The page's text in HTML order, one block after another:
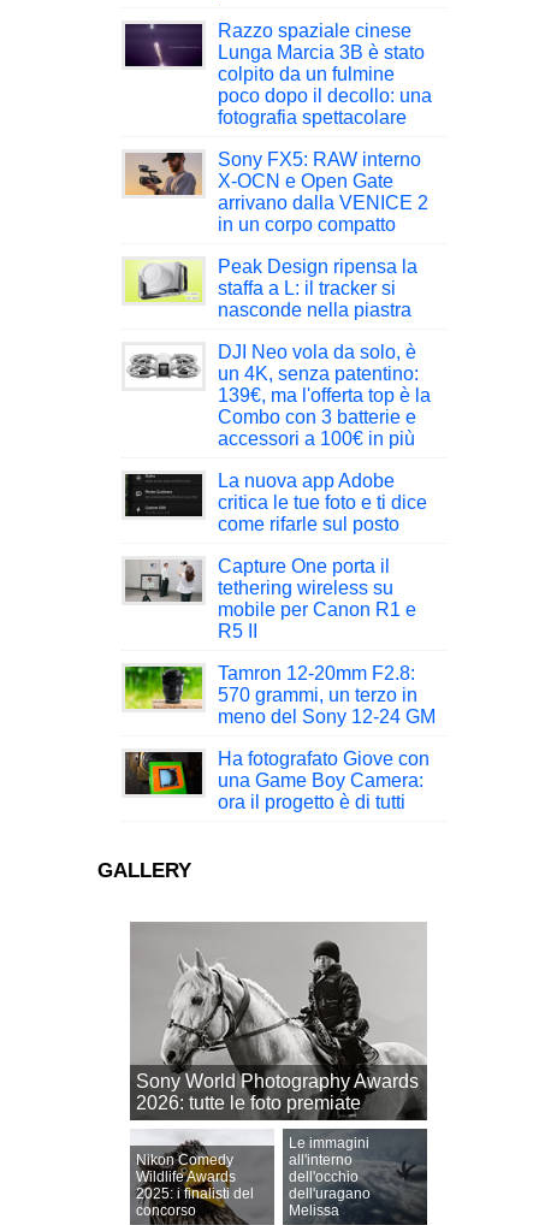
Razzo spaziale cinese
Lunga Marcia 3B è stato
colpito da un fulmine
poco dopo il decollo: una
fotografia spettacolare
Sony FX5: RAW interno
X-OCN e Open Gate
arrivano dalla VENICE 2
in un corpo compatto
Peak Design ripensa la
staffa a L: il tracker si
nasconde nella piastra
DJI Neo vola da solo, è
un 4K, senza patentino:
139€, ma l'offerta top è la
Combo con 3 batterie e
accessori a 100€ in più
La nuova app Adobe
critica le tue foto e ti dice
come rifarle sul posto
Capture One porta il
tethering wireless su
mobile per Canon R1 e
R5 II
Tamron 12-20mm F2.8:
570 grammi, un terzo in
meno del Sony 12-24 GM
Ha fotografato Giove con
una Game Boy Camera:
ora il progetto è di tutti
GALLERY
Sony World Photography Awards
2026: tutte le foto premiate
Nikon Comedy
Wildlife Awards
2025: i finalisti del
concorso
Le immagini
all'interno
dell'occhio
dell'uragano
Melissa